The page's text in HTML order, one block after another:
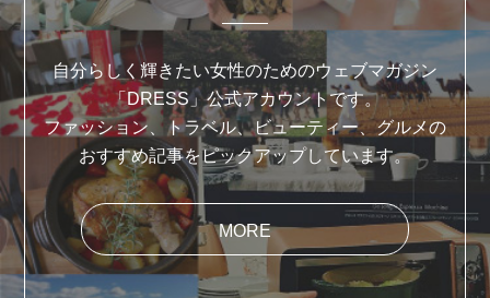
自分らしく輝きたい女性のためのウェブマガジン
「DRESS」公式アカウントです。
ファッション、トラベル、ビューティー、グルメの
おすすめ記事をピックアップしています。
MORE